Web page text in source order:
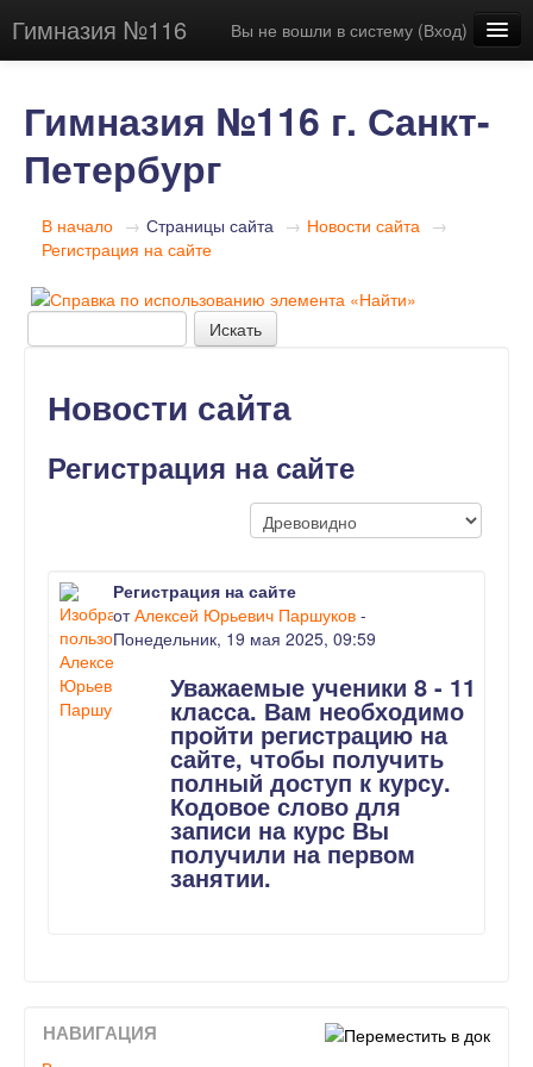
Гимназия №116 Вы не вошли в систему (Вход)
Гимназия №116 г. Санкт-
Петербург
В начало → Страницы сайта → Новости сайта →
Регистрация на сайте
Новости сайта
Регистрация на сайте
Регистрация на сайте
отАлексей Юрьевич Паршуков -
Понедельник, 19 мая 2025, 09:59
Уважаемые ученики 8 - 11
класса. Вам необходимо
пройти регистрацию на
сайте, чтобы получить
полный доступ к курсу.
Кодовое слово для
записи на курс Вы
получили на первом
занятии.
НАВИГАЦИЯ